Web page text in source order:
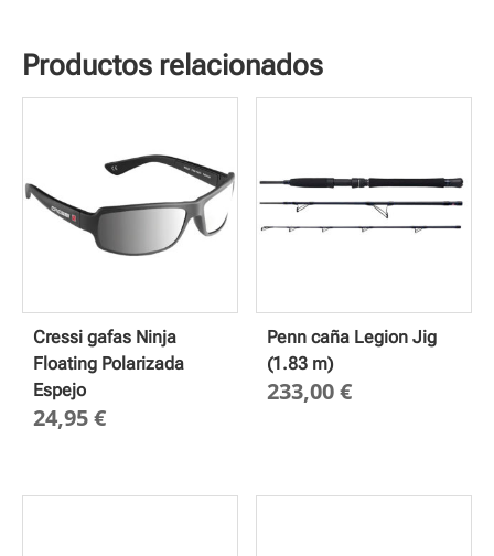
Productos relacionados
Cressi gafas Ninja
Floating Polarizada
Espejo
24,95€
Penn caña Legion Jig
(1.83 m)
233,00€